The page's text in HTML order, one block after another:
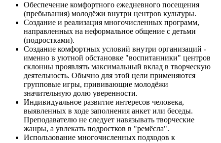
Обеспечение комфортного ежедневного посещения
(пребывания) молодёжи внутри центров культуры.
Создание и реализация многочисленных программ,
направленных на неформальное общение с детьми
(подростками).
Создание комфортных условий внутри организаций -
именно в уютной обстановке "воспитанники" центров
склонны проявлять максимальный вклад в творческую
деятельность. Обычно для этой цели применяются
групповые игры, прививающие молодёжи
значительную долю уверенности.
Индивидуальное развитие интересов человека,
выявленных в ходе заполнения анкет или беседы.
Преподавателю не следует навязывать творческие
жанры, а увлекать подростков в "ремёсла".
Использование многочисленных подходов к